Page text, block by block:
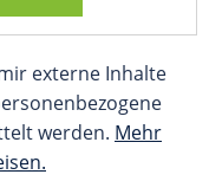
externe Inhalte
werden. Mehr